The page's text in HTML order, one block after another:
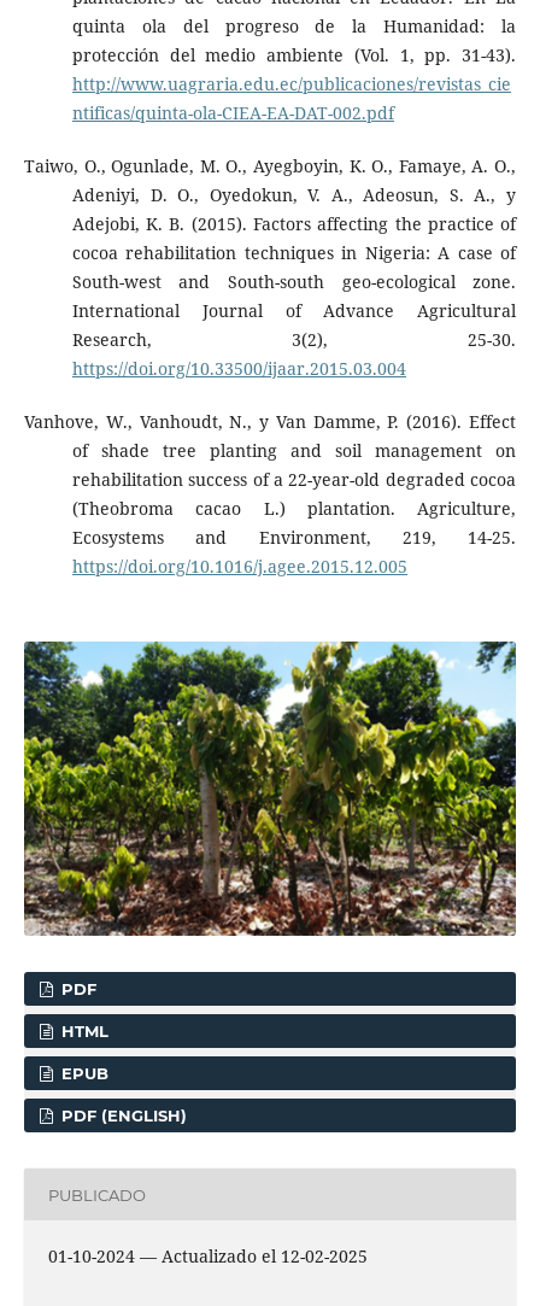
quinta ola del progreso de la Humanidad: la
protección del medio ambiente (Vol. 1, pp. 31-43).
http://www.uagraria.edu.ec/publicaciones/revistas_cie
ntificas/quinta-ola-CIEA-EA-DAT-002.pdf
Taiwo, O., Ogunlade, M. O., Ayegboyin, K. O., Famaye, A. O.,
Adeniyi, D. O., Oyedokun, V. A., Adeosun, S. A., y
Adejobi, K. B. (2015). Factors affecting the practice of
cocoa rehabilitation techniques in Nigeria: A case of
South-west and South-south geo-ecological zone.
International Journal of Advance Agricultural
Research, 3(2), 25-30.
https://doi.org/10.33500/ijaar.2015.03.004
Vanhove, W., Vanhoudt, N., y Van Damme, P. (2016). Effect
of shade tree planting and soil management on
rehabilitation success of a 22-year-old degraded cocoa
(Theobroma cacao L.) plantation. Agriculture,
Ecosystems and Environment, 219, 14-25.
https://doi.org/10.1016/j.agee.2015.12.005
PDF
HTML
EPUB
PDF (ENGLISH)
PUBLICADO
01-10-2024 — Actualizado el 12-02-2025